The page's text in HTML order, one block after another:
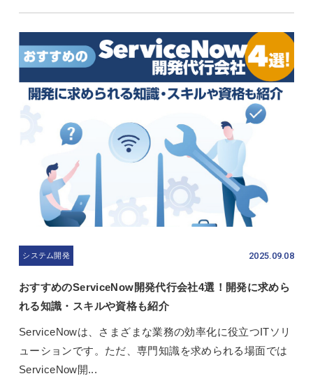
システム開発 2025.09.08
おすすめのServiceNow開発代行会社4選！開発に求めら
れる知識・スキルや資格も紹介
ServiceNowは、さまざまな業務の効率化に役立つITソリ
ューションです。ただ、専門知識を求められる場面では
ServiceNow開...